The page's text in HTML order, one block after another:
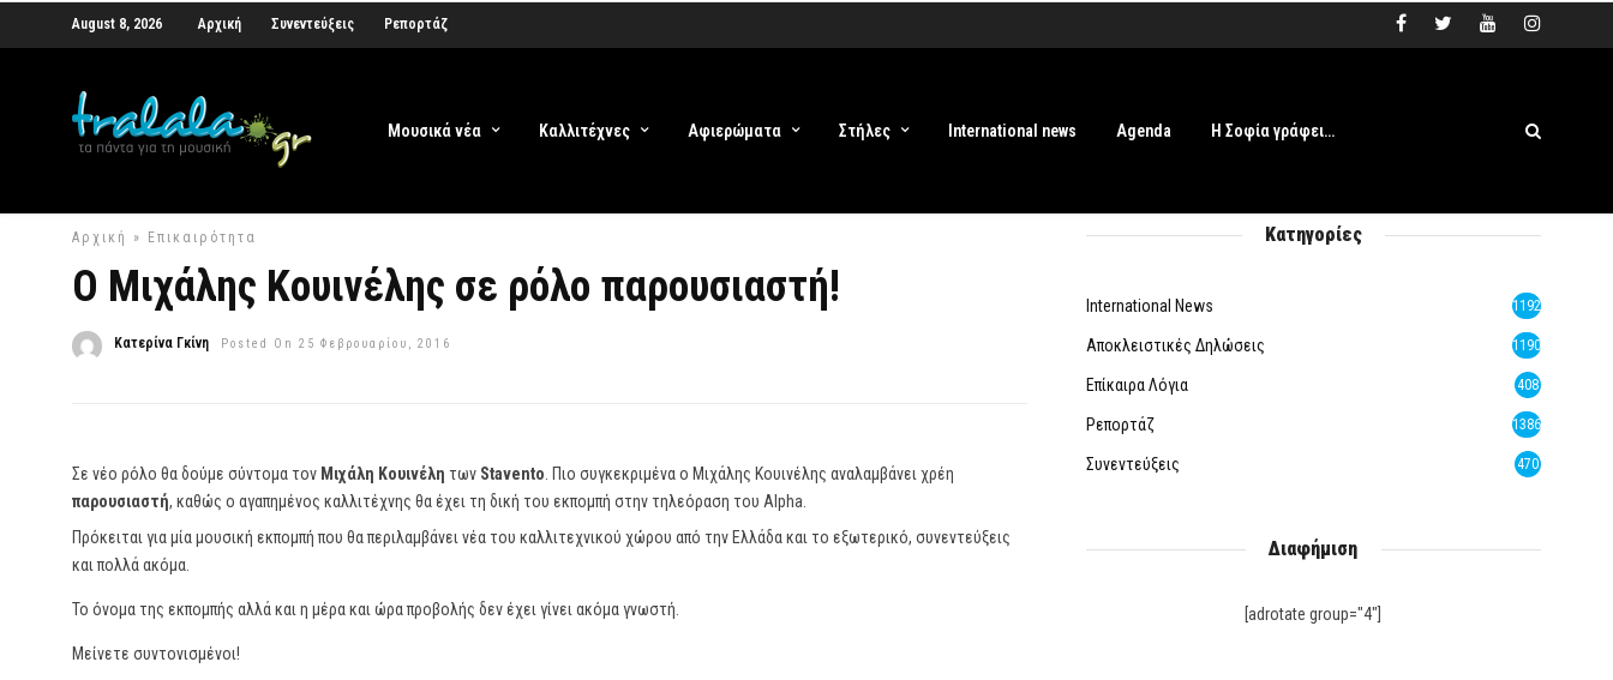
August 8, 2026 Αρχική Συνεντεύξεις Ρεπορτάζ
Μουσικά νέα Καλλιτέχνες Αφιερώματα Στήλες International news Agenda Η Σοφία γράφει…
Αρχική » Επικαιρότητα
Ο Μιχάλης Κουινέλης σε ρόλο παρουσιαστή!
Κατερίνα Γκίνη Posted On 25 Φεβρουαρίου, 2016
Σε νέο ρόλο θα δούμε σύντομα τον Μιχάλη Κουινέλη των Stavento . Πιο συγκεκριμένα ο Μιχάλης Κουινέλης αναλαμβάνει χρέη
παρουσιαστή, καθώς ο αγαπημένος καλλιτέχνης θα έχει τη δική του εκπομπή στην τηλεόραση του Alpha.
Πρόκειται για μία μουσική εκπομπή που θα περιλαμβάνει νέα του καλλιτεχνικού χώρου από την Ελλάδα και το εξωτερικό, συνεντεύξεις
και πολλά ακόμα.
Το όνομα της εκπομπής αλλά και η μέρα και ώρα προβολής δεν έχει γίνει ακόμα γνωστή.
Μείνετε συντονισμένοι!
Κατηγορίες
International News 1192
Αποκλειστικές Δηλώσεις 1190
Επίκαιρα Λόγια 408
Ρεπορτάζ 1386
Συνεντεύξεις 470
Διαφήμιση
[adrotate group="4"]